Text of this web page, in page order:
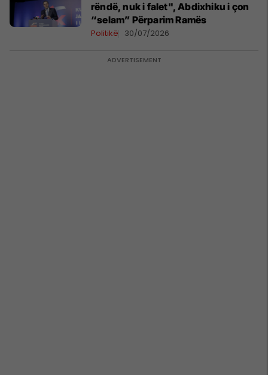
rëndë, nuk i falet", Abdixhiku i çon
“selam” Përparim Ramës
Politikë 30/07/2026